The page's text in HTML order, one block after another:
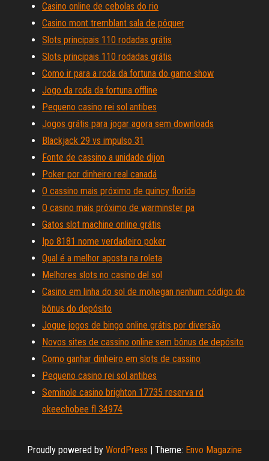
Casino online de cebolas do rio
Casino mont tremblant sala de pôquer
Slots principais 110 rodadas grátis
Slots principais 110 rodadas grátis
Como ir para a roda da fortuna do game show
Jogo da roda da fortuna offline
Pequeno casino rei sol antibes
Jogos grátis para jogar agora sem downloads
Blackjack 29 vs impulso 31
Fonte de cassino a unidade dijon
Poker por dinheiro real canadá
O cassino mais próximo de quincy florida
O casino mais próximo de warminster pa
Gatos slot machine online grátis
Ipo 8181 nome verdadeiro poker
Qual é a melhor aposta na roleta
Melhores slots no casino del sol
Casino em linha do sol de mohegan nenhum código do
bônus do depósito
Jogue jogos de bingo online grátis por diversão
Novos sites de cassino online sem bônus de depósito
Como ganhar dinheiro em slots de cassino
Pequeno casino rei sol antibes
Seminole casino brighton 17735 reserva rd
okeechobee fl 34974
Proudly powered by WordPress | Theme: Envo Magazine